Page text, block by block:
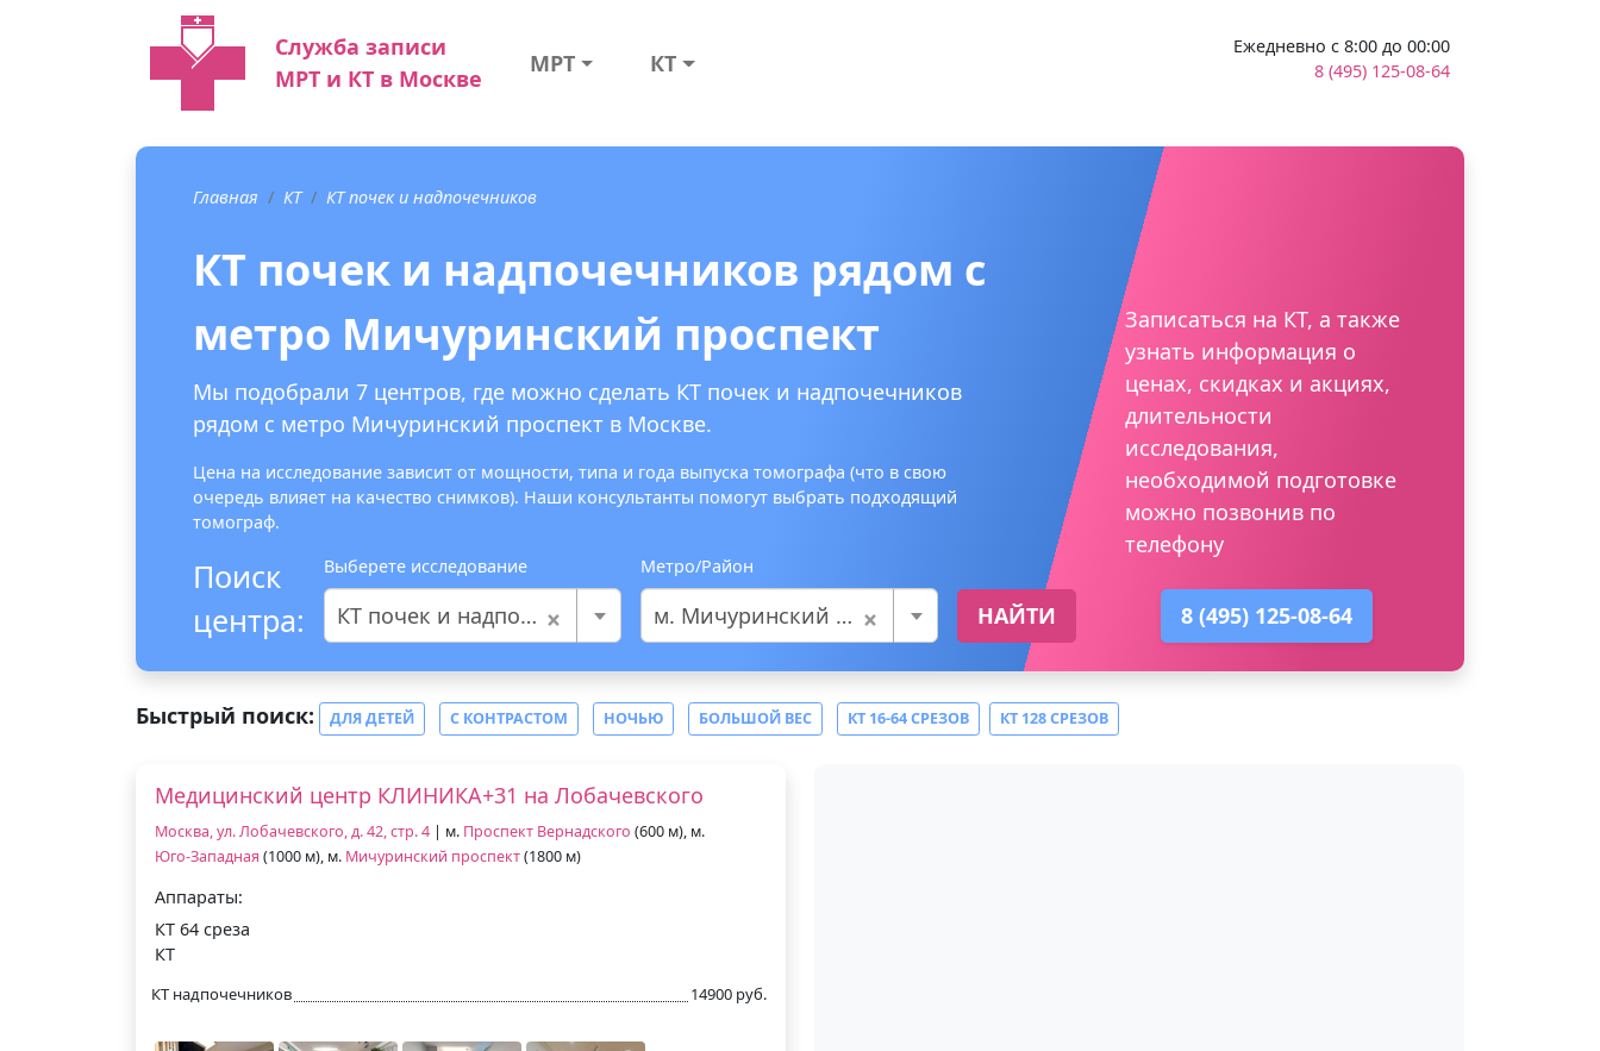
Служба записи
МРТ и КТ в Москве
МРТ КТ
Ежедневно с 8:00 до 00:00
8 (495) 125-08-64
Главная КТ КТ почек и надпочечников
КТ почек и надпочечников рядом с
метро Мичуринский проспект
Мы подобрали 7 центров, где можно сделать КТ почек и надпочечников
рядом с метро Мичуринский проспект в Москве.
Цена на исследование зависит от мощности, типа и года выпуска томографа (что в свою
очередь влияет на качество снимков). Наши консультанты помогут выбрать подходящий
томограф.
Поиск
центра:
Выберете исследование
×
КТ почек и надпочечников
Метро/Район
×
м. Мичуринский проспект НАЙТИ
Записаться на КТ, а также
узнать информация о
ценах, скидках и акциях,
длительности
исследования,
необходимой подготовке
можно позвонив по
телефону
8 (495) 125-08-64
Быстрый поиск: ДЛЯ ДЕТЕЙ С КОНТРАСТОМ НОЧЬЮ БОЛЬШОЙ ВЕС КТ 16-64 СРЕЗОВ КТ 128 СРЕЗОВ
Медицинский центр КЛИНИКА+31 на Лобачевского
Москва, ул. Лобачевского, д. 42, стр. 4 | м. Проспект Вернадского (600 м), м.
Юго-Западная (1000 м), м. Мичуринский проспект(1800 м)
Аппараты:
КТ 64 среза
КТ
КТ надпочечников 14900 руб.